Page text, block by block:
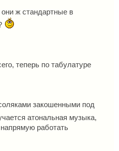
они ж стандартные в
теперь по табулатуре
закошенными под
атональная музыка,
работать